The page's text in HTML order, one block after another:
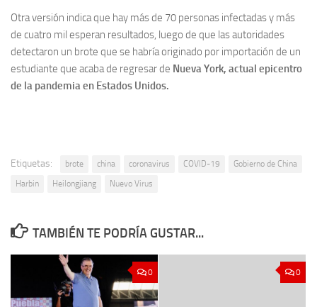
Otra versión indica que hay más de 70 personas infectadas y más
de cuatro mil esperan resultados, luego de que las autoridades
detectaron un brote que se habría originado por importación de un
estudiante que acaba de regresar de Nueva York, actual epicentro
de la pandemia en Estados Unidos.
Etiquetas: brote china coronavirus COVID-19
Gobierno de China
Harbin
Heilongjiang Nuevo Virus
TAMBIÉN TE PODRÍA GUSTAR...
0 0